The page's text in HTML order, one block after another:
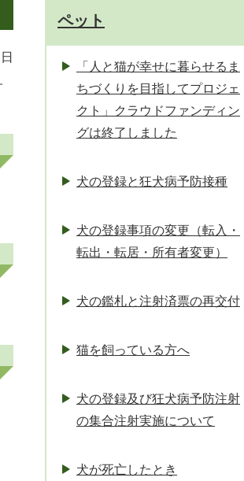
ペット
「人と猫が幸せに暮らせるま
ちづくりを目指してプロジェ
クト」クラウドファンディン
グは終了しました
犬の登録と狂犬病予防接種
犬の登録事項の変更（転入・
転出・転居・所有者変更）
犬の鑑札と注射済票の再交付
猫を飼っている方へ
犬の登録及び狂犬病予防注射
の集合注射実施について
犬が死亡したとき